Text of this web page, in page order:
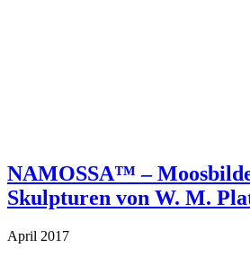
NAMOSSA™ –
Skulpturen von W. M.
April 2017